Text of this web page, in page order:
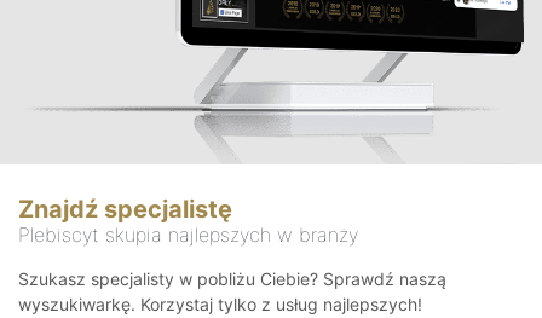
Znajdź specjalistę
Plebiscyt skupia najlepszych w branży
Szukasz specjalisty w pobliżu Ciebie? Sprawdź naszą
wyszukiwarkę. Korzystaj tylko z usług najlepszych!